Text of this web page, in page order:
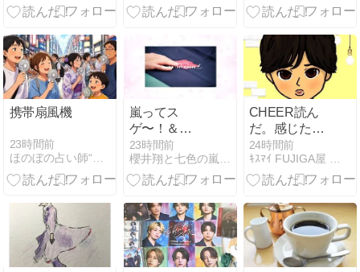
篇 川口春奈 ／
本編
携帯扇風機
23時間前
ほのぼの占い師“村野大衡”
嵐ってス
ゲ〜！＆
SHOW x
BAKUNE
23時間前
櫻井翔と七色の嵐フルな日々
CHEER読ん
だ。感じたこ
とをつらつら
と…
24時間前
ｷｽﾏｲ FUJIGA屋 藤ヶ谷太輔観察ブログ